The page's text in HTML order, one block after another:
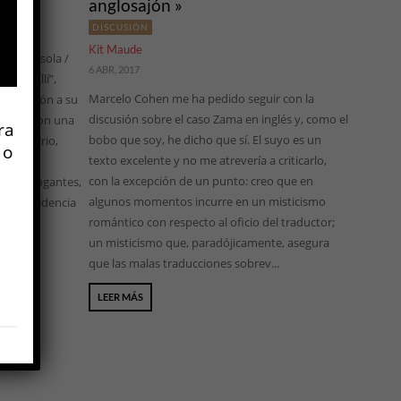
vive sola /
allí”,
alusión a su
con una
que
interrogantes,
estridencia
anglosajón »
DISCUSIÓN
Kit Maude
6 ABR, 2017
Marcelo Cohen me ha pedido seguir con la
discusión sobre el caso Zama en inglés y, como el
bobo que soy, he dicho que sí. El suyo es un
texto excelente y no me atrevería a criticarlo,
con la excepción de un punto: creo que en
algunos momentos incurre en un misticismo
romántico con respecto al oficio del traductor;
un misticismo que, paradójicamente, asegura
que las malas traducciones sobrev...
LEER MÁS